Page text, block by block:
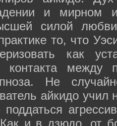
и мирном
силой
то, что
как
контакта между
Не
айкидо учил
и в дзюдо, от